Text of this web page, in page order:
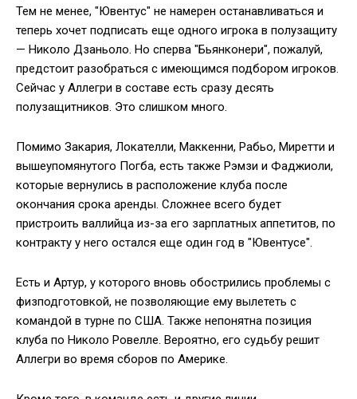
Тем не менее, "Ювентус" не намерен останавливаться и
теперь хочет подписать еще одного игрока в полузащиту
— Николо Дзаньоло. Но сперва "Бьянконери", пожалуй,
предстоит разобраться с имеющимся подбором игроков.
Сейчас у Аллегри в составе есть сразу десять
полузащитников. Это слишком много.
Помимо Закария, Локателли, Маккенни, Рабьо, Миретти и
вышеупомянутого Погба, есть также Рэмзи и Фаджиоли,
которые вернулись в расположение клуба после
окончания срока аренды. Сложнее всего будет
пристроить валлийца из-за его зарплатных аппетитов, по
контракту у него остался еще один год в "Ювентусе".
Есть и Артур, у которого вновь обострились проблемы с
физподготовкой, не позволяющие ему вылететь с
командой в турне по США. Также непонятна позиция
клуба по Николо Ровелле. Вероятно, его судьбу решит
Аллегри во время сборов по Америке.